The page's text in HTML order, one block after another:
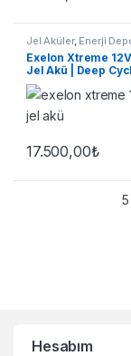
Jel Aküler, Enerji
Exelon Xtreme
Jel Akü | Deep
17.500,00₺
Hesabım